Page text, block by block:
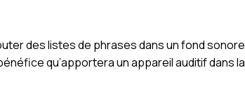
des listes de phrases dans un fond sonore
qu’apportera un appareil auditif dans la